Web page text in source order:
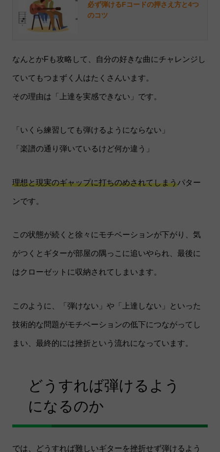
必ず弾けるFコードの押さえ方と4つ
のコツ
なんとかFも攻略して、自分の好きな曲にチャレンジし
ていてもつまずく人はたくさんいます。
その理由は「上達を実感できない」です。
「いくら練習しても弾けるようにならない」
「楽譜の通り弾いているけど何か違う」
理想と現実のギャップに打ちのめされてしまうパター
ンです。
この状態が続くと徐々にモチベーションが下がり、気
がつくとギターが部屋の隅っこに追いやられ、最後に
はクローゼットに収納されてしまいます。
このように、「弾けない」や「上達しない」といった
技術的な問題がモチベーションの低下につながってし
まい、最終的には挫折という流れになっています。
どうすれば弾けるよう
になるのか
では、どうすれば難しいギターを挫折せず弾けるよう